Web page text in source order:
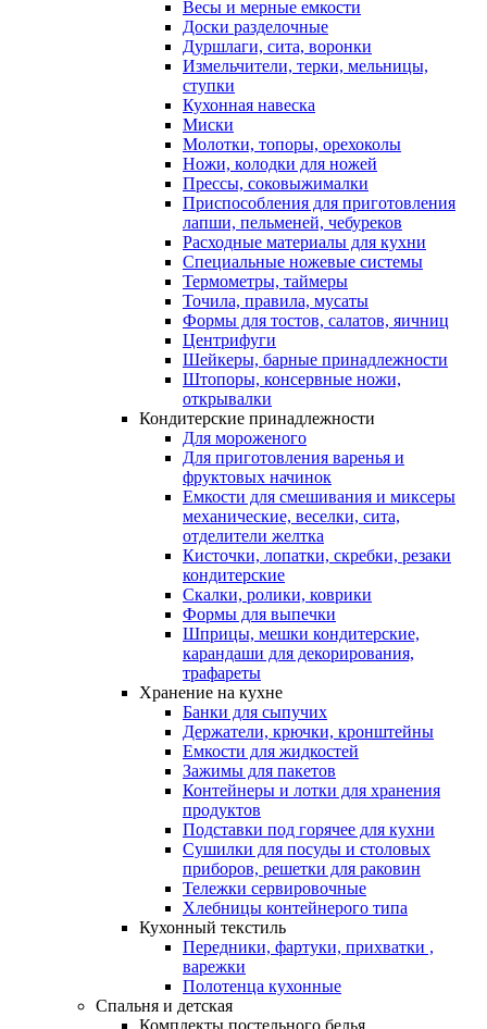
Весы и мерные емкости
Доски разделочные
Дуршлаги, сита, воронки
Измельчители, терки, мельницы,
ступки
Кухонная навеска
Миски
Молотки, топоры, орехоколы
Ножи, колодки для ножей
Прессы, соковыжималки
Приспособления для приготовления
лапши, пельменей, чебуреков
Расходные материалы для кухни
Специальные ножевые системы
Термометры, таймеры
Точила, правила, мусаты
Формы для тостов, салатов, яичниц
Центрифуги
Шейкеры, барные принадлежности
Штопоры, консервные ножи,
открывалки
Кондитерские принадлежности
Для мороженого
Для приготовления варенья и
фруктовых начинок
Емкости для смешивания и миксеры
механические, веселки, сита,
отделители желтка
Кисточки, лопатки, скребки, резаки
кондитерские
Скалки, ролики, коврики
Формы для выпечки
Шприцы, мешки кондитерские,
карандаши для декорирования,
трафареты
Хранение на кухне
Банки для сыпучих
Держатели, крючки, кронштейны
Емкости для жидкостей
Зажимы для пакетов
Контейнеры и лотки для хранения
продуктов
Подставки под горячее для кухни
Сушилки для посуды и столовых
приборов, решетки для раковин
Тележки сервировочные
Хлебницы контейнерого типа
Кухонный текстиль
Передники, фартуки, прихватки ,
варежки
Полотенца кухонные
Спальня и детская
Комплекты постельного белья